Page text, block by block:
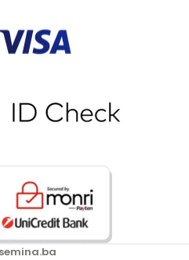
semina.ba